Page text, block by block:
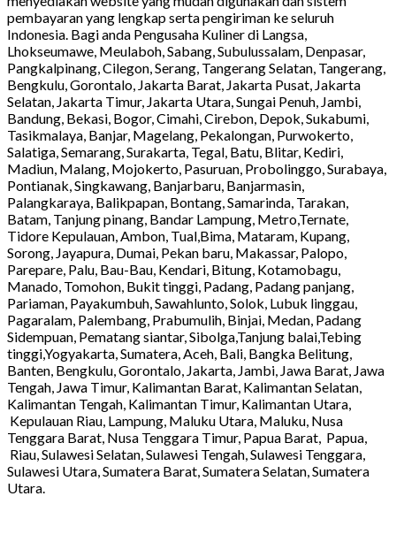
pembayaran yang lengkap serta pengiriman ke seluruh
Indonesia. Bagi anda Pengusaha Kuliner di Langsa,
Lhokseumawe, Meulaboh, Sabang, Subulussalam, Denpasar,
Pangkalpinang, Cilegon, Serang, Tangerang Selatan, Tangerang,
Bengkulu, Gorontalo, Jakarta Barat, Jakarta Pusat, Jakarta
Selatan, Jakarta Timur, Jakarta Utara, Sungai Penuh, Jambi,
Bandung, Bekasi, Bogor, Cimahi, Cirebon, Depok, Sukabumi,
Tasikmalaya, Banjar, Magelang, Pekalongan, Purwokerto,
Salatiga, Semarang, Surakarta, Tegal, Batu, Blitar, Kediri,
Madiun, Malang, Mojokerto, Pasuruan, Probolinggo, Surabaya,
Pontianak, Singkawang, Banjarbaru, Banjarmasin,
Palangkaraya, Balikpapan, Bontang, Samarinda, Tarakan,
Batam, Tanjung pinang, Bandar Lampung, Metro,Ternate,
Tidore Kepulauan, Ambon, Tual,Bima, Mataram, Kupang,
Sorong, Jayapura, Dumai, Pekan baru, Makassar, Palopo,
Parepare, Palu, Bau-Bau, Kendari, Bitung, Kotamobagu,
Manado, Tomohon, Bukit tinggi, Padang, Padang panjang,
Pariaman, Payakumbuh, Sawahlunto, Solok, Lubuk linggau,
Pagaralam, Palembang, Prabumulih, Binjai, Medan, Padang
Sidempuan, Pematang siantar, Sibolga,Tanjung balai,Tebing
tinggi,Yogyakarta, Sumatera, Aceh, Bali, Bangka Belitung,
Banten, Bengkulu, Gorontalo, Jakarta, Jambi, Jawa Barat, Jawa
Tengah, Jawa Timur, Kalimantan Barat, Kalimantan Selatan,
Kalimantan Tengah, Kalimantan Timur, Kalimantan Utara,
Kepulauan Riau, Lampung, Maluku Utara, Maluku, Nusa
Tenggara Barat, Nusa Tenggara Timur, Papua Barat, Papua,
Riau, Sulawesi Selatan, Sulawesi Tengah, Sulawesi Tenggara,
Sulawesi Utara, Sumatera Barat, Sumatera Selatan, Sumatera
Utara.